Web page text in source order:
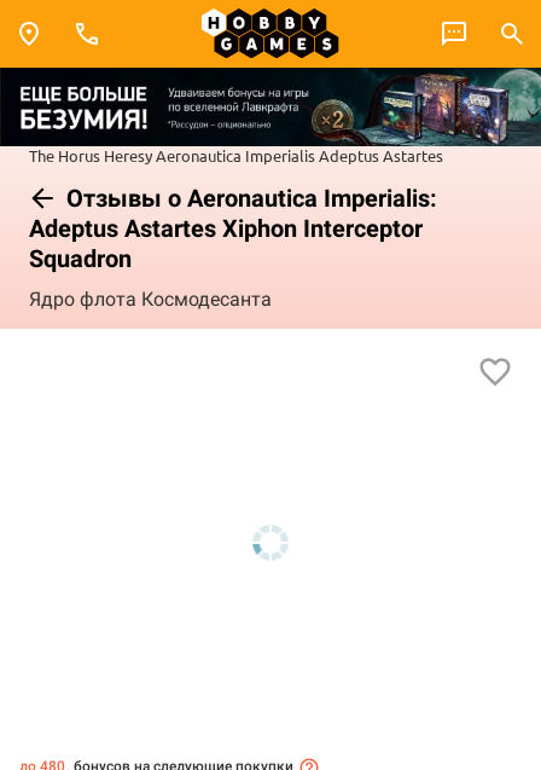
The Horus HeresyAeronautica ImperialisAdeptus Astartes
Отзывы о Aeronautica Imperialis:
Adeptus Astartes Xiphon Interceptor
Squadron
Ядро флота Космодесанта